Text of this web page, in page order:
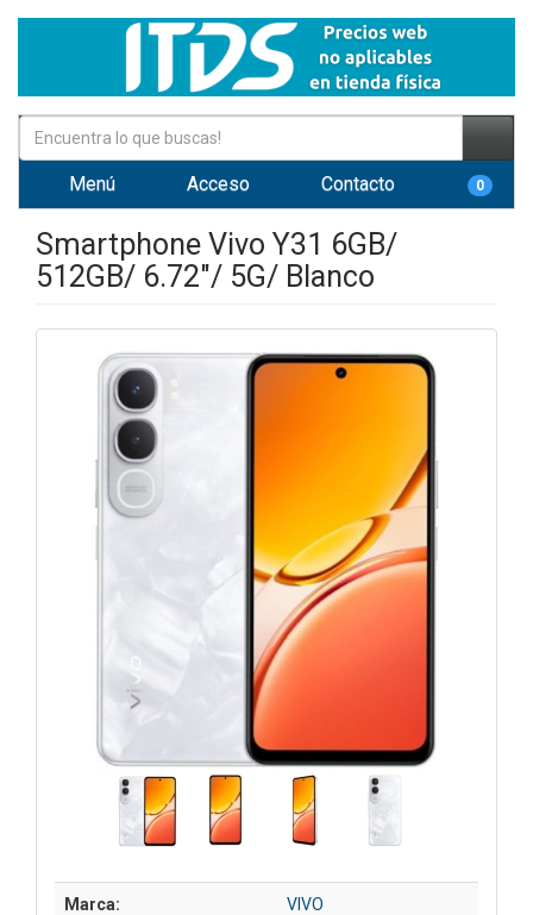
Menú Acceso Contacto 0
Smartphone Vivo Y31 6GB/
512GB/ 6.72"/ 5G/ Blanco
Marca: VIVO